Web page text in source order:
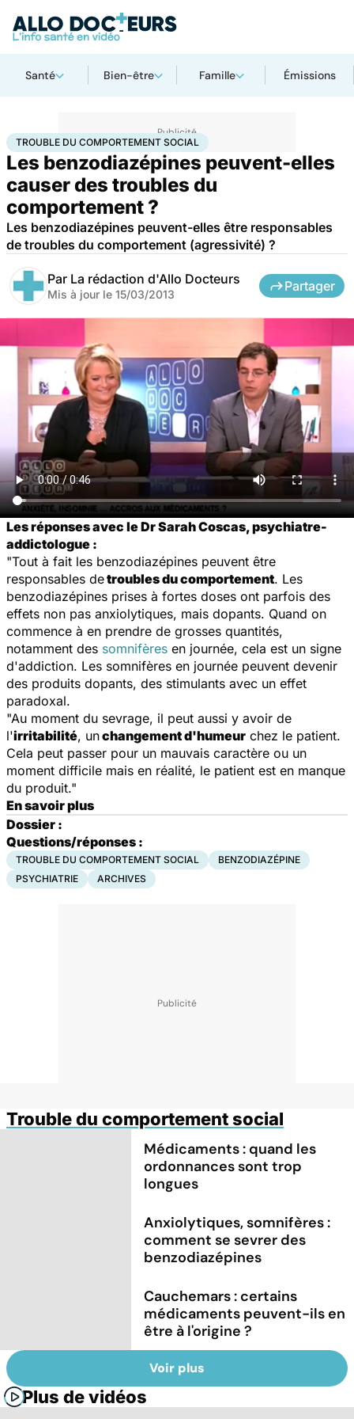
Santé Bien-être Famille Émissions
AccueilBien-êtrePsychoTrouble du comportement social
TROUBLE DU COMPORTEMENT SOCIAL
Les benzodiazépines peuvent-elles
causer des troubles du
comportement ?
Les benzodiazépines peuvent-elles être responsables
de troubles du comportement (agressivité) ?
Par La rédaction d'Allo Docteurs
Mis à jour le 15/03/2013
Partager
Les réponses avec le Dr Sarah Coscas, psychiatre-
addictologue :
"Tout à fait les benzodiazépines peuvent être
responsables detroubles du comportement. Les
benzodiazépines prises à fortes doses ont parfois des
effets non pas anxiolytiques, mais dopants. Quand on
commence à en prendre de grosses quantités,
notamment des somnifères en journée, cela est un signe
d'addiction. Les somnifères en journée peuvent devenir
des produits dopants, des stimulants avec un effet
paradoxal.
"Au moment du sevrage, il peut aussi y avoir de
l'irritabilité, unchangement d'humeur chez le patient.
Cela peut passer pour un mauvais caractère ou un
moment difficile mais en réalité, le patient est en manque
du produit."
En savoir plus
Dossier :
Questions/réponses :
TROUBLE DU COMPORTEMENT SOCIAL
BENZODIAZÉPINE
PSYCHIATRIE
ARCHIVES
Trouble du comportement social
Médicaments : quand les
ordonnances sont trop
longues
Anxiolytiques, somnifères :
comment se sevrer des
benzodiazépines
Cauchemars : certains
médicaments peuvent-ils en
être à l'origine ?
Voir plus
Plus de vidéos